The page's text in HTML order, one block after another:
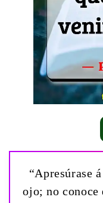
“Apresúrase
ojo; no conoce